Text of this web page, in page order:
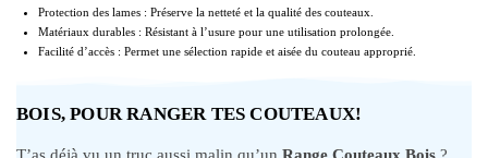
Protection des lames : Préserve la netteté et la qualité des couteaux.
Matériaux durables : Résistant à l’usure pour une utilisation prolongée.
Facilité d’accès : Permet une sélection rapide et aisée du couteau approprié.
BOIS, POUR RANGER TES COUTEAUX!
T’as déjà vu un truc aussi malin qu’un Range Couteaux Bois ?